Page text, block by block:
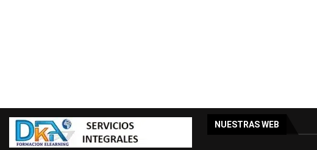
NUESTRAS WEB